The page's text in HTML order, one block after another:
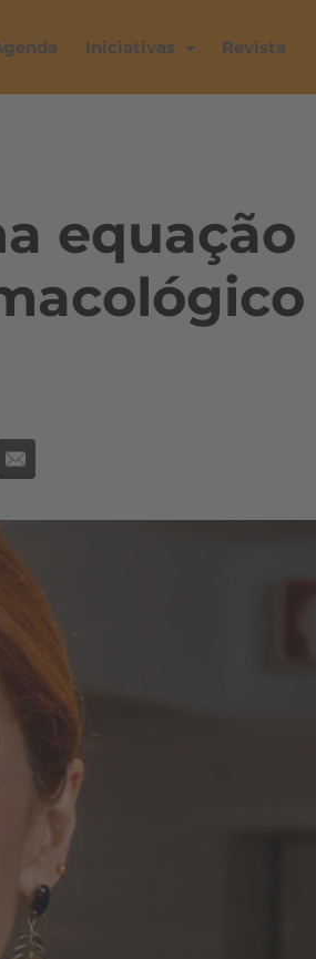
Iniciativas Revista
equação